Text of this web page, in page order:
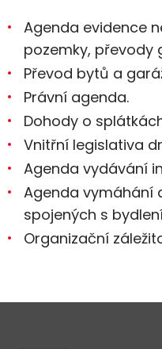
Agenda evidence
pozemky, převody
Převod bytů a
Právní agenda.
Dohody o
Vnitřní legislativa
Agenda vydávání
Agenda vymáhání
spojených s
Organizační